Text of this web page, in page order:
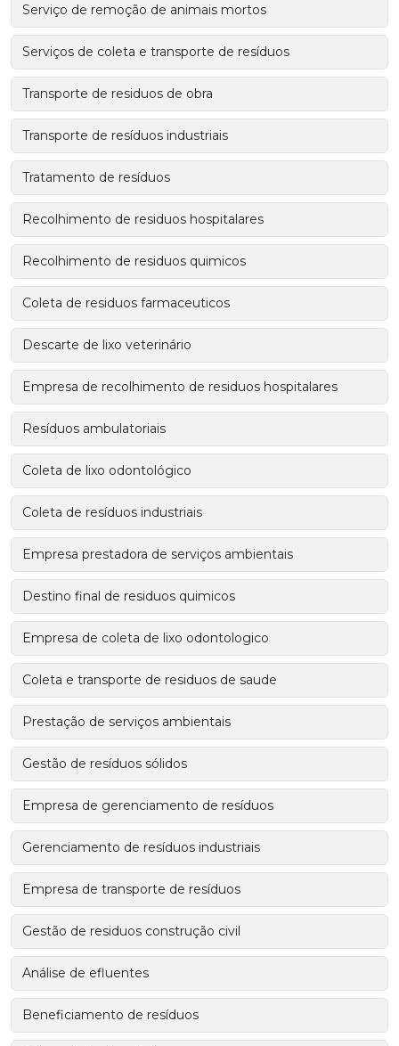
Serviço de remoção de animais mortos
Serviços de coleta e transporte de resíduos
Transporte de residuos de obra
Transporte de resíduos industriais
Tratamento de resíduos
Recolhimento de residuos hospitalares
Recolhimento de residuos quimicos
Coleta de residuos farmaceuticos
Descarte de lixo veterinário
Empresa de recolhimento de residuos hospitalares
Resíduos ambulatoriais
Coleta de lixo odontológico
Coleta de resíduos industriais
Empresa prestadora de serviços ambientais
Destino final de residuos quimicos
Empresa de coleta de lixo odontologico
Coleta e transporte de residuos de saude
Prestação de serviços ambientais
Gestão de resíduos sólidos
Empresa de gerenciamento de resíduos
Gerenciamento de resíduos industriais
Empresa de transporte de resíduos
Gestão de residuos construção civil
Análise de efluentes
Beneficiamento de resíduos